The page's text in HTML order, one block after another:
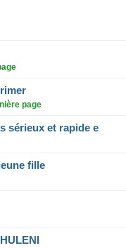
page
sérieux et rapide e
fille